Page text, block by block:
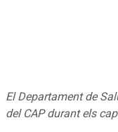
El Departament de
del CAP durant els